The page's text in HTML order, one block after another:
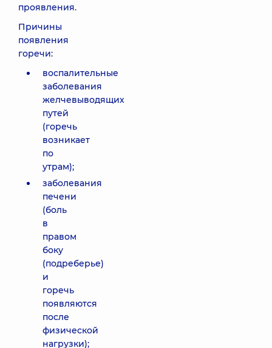
проявления.
Причины
появления
горечи:
воспалительные
заболевания
желчевыводящих
путей
(горечь
возникает
по
утрам);
заболевания
печени
(боль
в
правом
боку
(подреберье)
и
горечь
появляются
после
физической
нагрузки);